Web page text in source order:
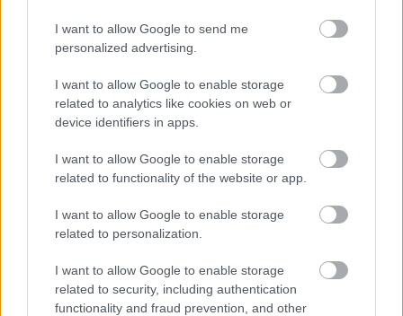
I want to allow Google to send me
personalized advertising.
I want to allow Google to enable storage
related to analytics like cookies on web or
device identifiers in apps.
I want to allow Google to enable storage
related to functionality of the website or app.
I want to allow Google to enable storage
related to personalization.
I want to allow Google to enable storage
related to security, including authentication
functionality and fraud prevention, and other
van a csapat, hogy az autó minden elemét
szárazföldön vissza tudta vinni a gyárba, de azt
még itt sem tudni, hogy a montreali és a
barcelonai probléma összefügg-e. „Még nem
tudjuk a hiba okát. A legtöbb korábbi probléma
akkumulátorral volt kapcsolatos, de nem
ugyanaz a meghibásodás jelentkezett minden
alkalommal. Meg kell értenünk, mi történt, de a